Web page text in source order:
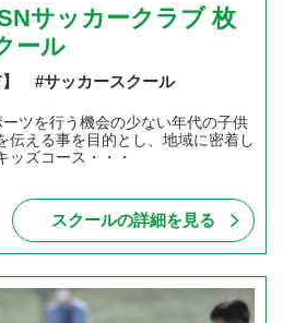
サッカークラブ 枚
ール
】 #サッカースクール
ツを行う機会の少ない年代の子供
伝える事を目的とし、地域に密着し
ッズコース・・・
スクールの詳細を見る